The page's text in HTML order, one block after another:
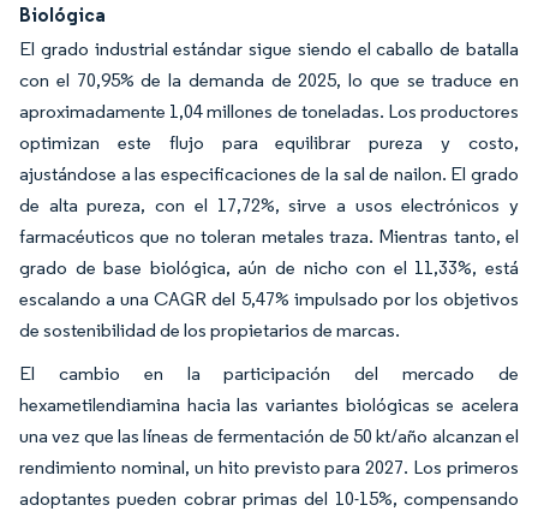
Biológica
El grado industrial estándar sigue siendo el caballo de batalla
con el 70,95% de la demanda de 2025, lo que se traduce en
aproximadamente 1,04 millones de toneladas. Los productores
optimizan este flujo para equilibrar pureza y costo,
ajustándose a las especificaciones de la sal de nailon. El grado
de alta pureza, con el 17,72%, sirve a usos electrónicos y
farmacéuticos que no toleran metales traza. Mientras tanto, el
grado de base biológica, aún de nicho con el 11,33%, está
escalando a una CAGR del 5,47% impulsado por los objetivos
de sostenibilidad de los propietarios de marcas.
El cambio en la participación del mercado de
hexametilendiamina hacia las variantes biológicas se acelera
una vez que las líneas de fermentación de 50 kt/año alcanzan el
rendimiento nominal, un hito previsto para 2027. Los primeros
adoptantes pueden cobrar primas del 10-15%, compensando